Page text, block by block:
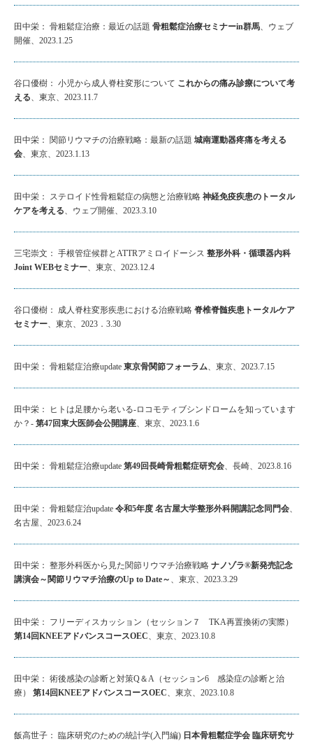
田中栄： 骨粗鬆症治療：最近の話題 骨粗鬆症治療セミナーin群馬、ウェブ
開催、2023.1.25
谷口優樹： 小児から成人脊柱変形について これからの痛み診療について考
える、東京、2023.11.7
田中栄： 関節リウマチの治療戦略：最新の話題 城南運動器疼痛を考える
会、東京、2023.1.13
田中栄： ステロイド性骨粗鬆症の病態と治療戦略 神経免疫疾患のトータル
ケアを考える、ウェブ開催、2023.3.10
三宅崇文： 手根管症候群とATTRアミロイドーシス 整形外科・循環器内科
Joint WEBセミナー、東京、2023.12.4
谷口優樹： 成人脊柱変形疾患における治療戦略 脊椎脊髄疾患トータルケア
セミナー、東京、2023．3.30
田中栄： 骨粗鬆症治療update 東京骨関節フォーラム、東京、2023.7.15
田中栄： ヒトは足腰から老いる-ロコモティブシンドロームを知っています
か？- 第47回東大医師会公開講座、東京、2023.1.6
田中栄： 骨粗鬆症治療update 第49回長崎骨粗鬆症研究会、長崎、2023.8.16
田中栄： 骨粗鬆症治update 令和5年度 名古屋大学整形外科開講記念同門会、
名古屋、2023.6.24
田中栄： 整形外科医から見た関節リウマチ治療戦略 ナノゾラ®新発売記念
講演会～関節リウマチ治療のUp to Date～ 、東京、2023.3.29
田中栄： フリーディスカッション（セッション７ TKA再置換術の実際）
第14回KNEEアドバンスコースOEC、東京、2023.10.8
田中栄： 術後感染の診断と対策Q＆A（セッション6 感染症の診断と治
療） 第14回KNEEアドバンスコースOEC、東京、2023.10.8
飯高世子： 臨床研究のための統計学(入門編) ⽇本⾻粗鬆症学会 臨床研究サ